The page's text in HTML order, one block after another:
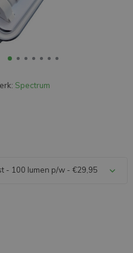
Spectrum
- 100 lumen p/w - €29,95